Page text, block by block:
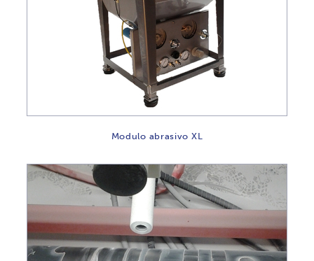
Modulo abrasivo XL